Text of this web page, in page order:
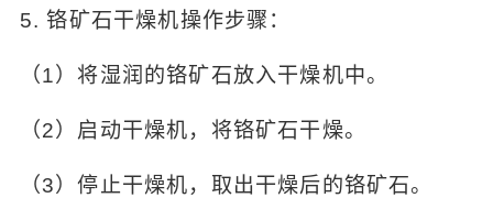
5. 铬矿石干燥机操作步骤：
（1）将湿润的铬矿石放入干燥机中。
（2）启动干燥机，将铬矿石干燥。
（3）停止干燥机，取出干燥后的铬矿石。